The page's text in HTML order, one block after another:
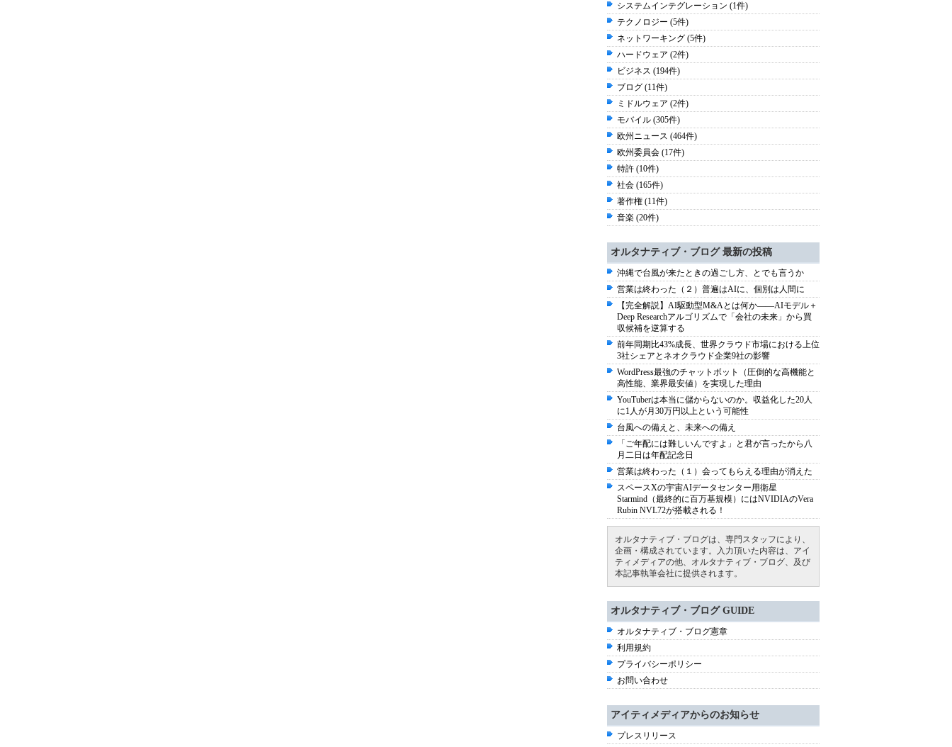
システムインテグレーション (1件)
テクノロジー (5件)
ネットワーキング (5件)
ハードウェア (2件)
ビジネス (194件)
ブログ (11件)
ミドルウェア (2件)
モバイル (305件)
欧州ニュース (464件)
欧州委員会 (17件)
特許 (10件)
社会 (165件)
著作権 (11件)
音楽 (20件)
オルタナティブ・ブログ 最新の投稿
沖縄で台風が来たときの過ごし方、とでも言うか
営業は終わった（２）普遍はAIに、個別は人間に
【完全解説】AI駆動型M&Aとは何か――AIモデル＋
Deep Researchアルゴリズムで「会社の未来」から買
収候補を逆算する
前年同期比43%成長、世界クラウド市場における上位
3社シェアとネオクラウド企業9社の影響
WordPress最強のチャットボット（圧倒的な高機能と
高性能、業界最安値）を実現した理由
YouTuberは本当に儲からないのか。収益化した20人
に1人が月30万円以上という可能性
台風への備えと、未来への備え
「ご年配には難しいんですよ」と君が言ったから八
月二日は年配記念日
営業は終わった（１）会ってもらえる理由が消えた
スペースXの宇宙AIデータセンター用衛星
Starmind（最終的に百万基規模）にはNVIDIAのVera
Rubin NVL72が搭載される！
オルタナティブ・ブログは、専門スタッフにより、
企画・構成されています。入力頂いた内容は、アイ
ティメディアの他、オルタナティブ・ブログ、及び
本記事執筆会社に提供されます。
オルタナティブ・ブログ GUIDE
オルタナティブ・ブログ憲章
利用規約
プライバシーポリシー
お問い合わせ
アイティメディアからのお知らせ
プレスリリース